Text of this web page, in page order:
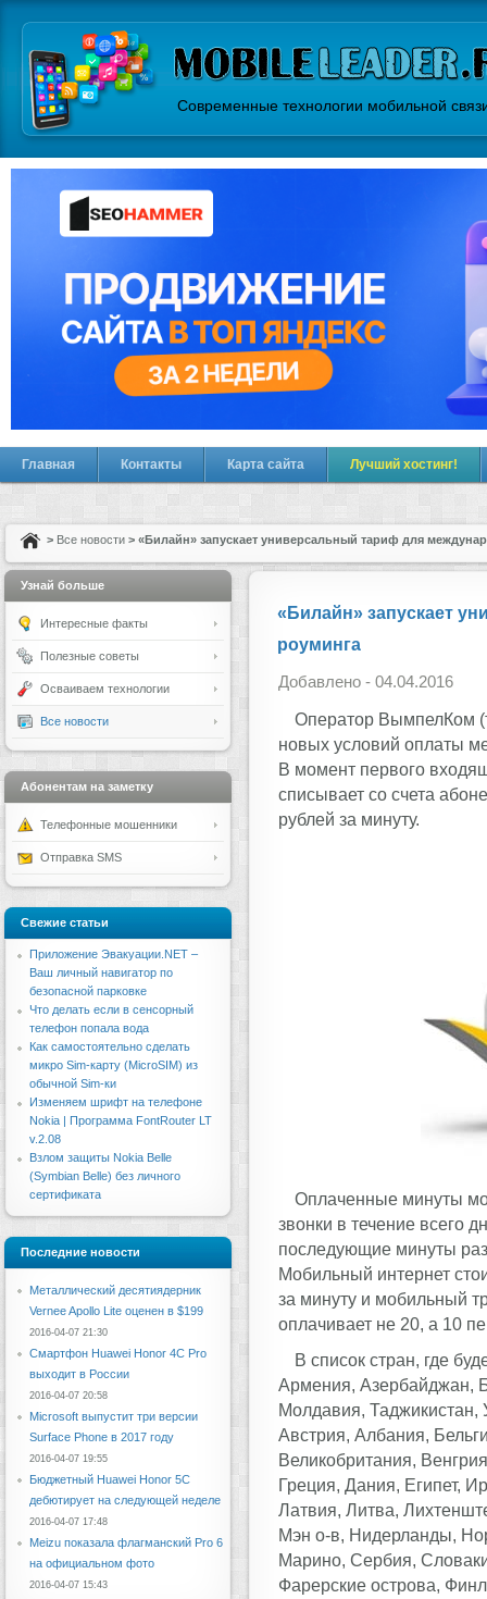
Современные технологии мобильной
Главная Контакты Карта сайта Лучший хостинг!
> Все новости > «Билайн» запускает универсальный тариф для
«Билайн» запускает
роуминга
Добавлено - 04.04.2016
Оператор ВымпелКом
новых условий оплаты
В момент первого
списывает со счета
рублей за минуту.
Оплаченные минуты
звонки в течение всего
последующие минуты
Мобильный интернет
за минуту и мобильный
оплачивает не 20, а 10
В список стран, где
Армения, Азербайджан,
Молдавия, Таджикистан,
Австрия, Албания,
Великобритания,
Греция, Дания, Египет,
Латвия, Литва,
Мэн о-в, Нидерланды,
Марино, Сербия,
Фарерские острова,
Узнай больше
Интересные факты
Полезные советы
Осваиваем технологии
Все новости
Абонентам на заметку
Телефонные мошенники
Отправка SMS
Свежие статьи
Приложение Эвакуации.NET –
Ваш личный навигатор по
безопасной парковке
Что делать если в сенсорный
телефон попала вода
Как самостоятельно сделать
микро Sim-карту (MicroSIM) из
обычной Sim-ки
Изменяем шрифт на телефоне
Nokia | Программа FontRouter LT
v.2.08
Взлом защиты Nokia Belle
(Symbian Belle) без личного
сертификата
Последние новости
Металлический десятиядерник
Vernee Apollo Lite оценен в $199
2016-04-07 21:30
Смартфон Huawei Honor 4C Pro
выходит в России
2016-04-07 20:58
Microsoft выпустит три версии
Surface Phone в 2017 году
2016-04-07 19:55
Бюджетный Huawei Honor 5C
дебютирует на следующей неделе
2016-04-07 17:48
Meizu показала флагманский Pro 6
на официальном фото
2016-04-07 15:43